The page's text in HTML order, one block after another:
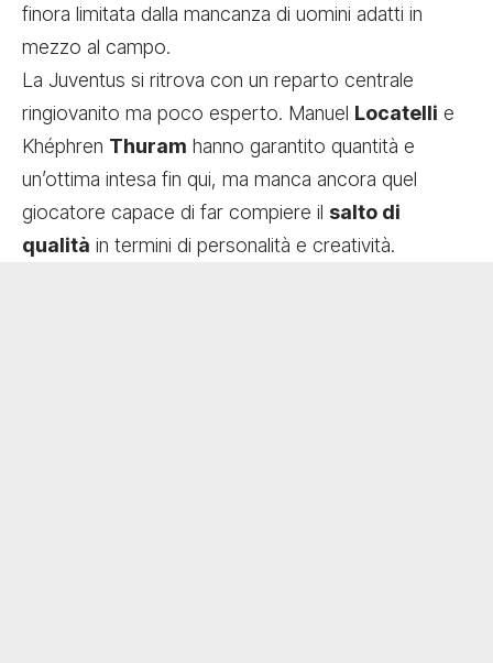
finora limitata dalla mancanza di uomini adatti in
mezzo al campo.
La Juventus si ritrova con un reparto centrale
ringiovanito ma poco esperto. Manuel Locatelli e
Khéphren Thuram hanno garantito quantità e
un’ottima intesa fin qui, ma manca ancora quel
giocatore capace di far compiere il salto di
qualità in termini di personalità e creatività.